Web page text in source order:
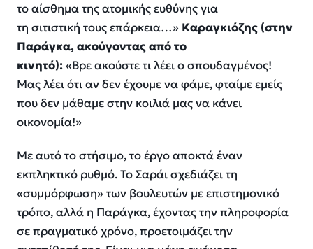
το αίσθημα της ατομικής ευθύνης για
τη σιτιστική τους επάρκεια…» Καραγκιόζης (στην
Παράγκα, ακούγοντας από το
κινητό):«Βρε ακούστε τι λέει ο σπουδαγμένος!
Μας λέει ότι αν δεν έχουμε να φάμε, φταίμε εμείς
που δεν μάθαμε στην κοιλιά μας να κάνει
οικονομία!»
Με αυτό το στήσιμο, το έργο αποκτά έναν
εκπληκτικό ρυθμό. Το Σαράι σχεδιάζει τη
«συμμόρφωση» των βουλευτών με επιστημονικό
τρόπο, αλλά η Παράγκα, έχοντας την πληροφορία
σε πραγματικό χρόνο, προετοιμάζει την